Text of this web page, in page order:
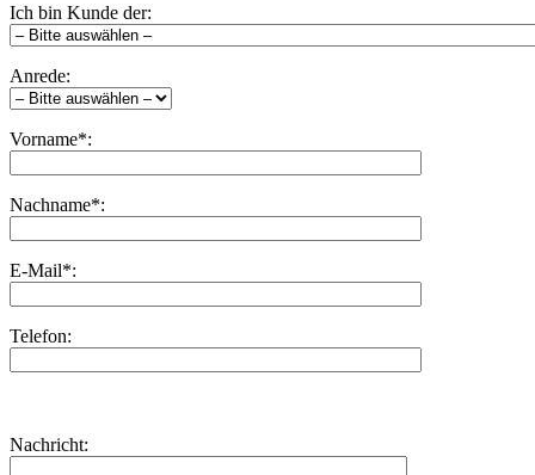
Ich bin Kunde der:
Anrede:
Vorname*:
Nachname*:
E-Mail*:
Telefon:
dieses
lasse
Nachricht: